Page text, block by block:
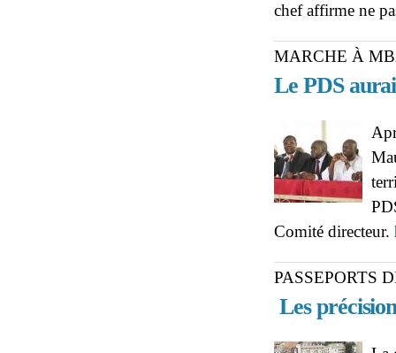
chef affirme ne
MARCHE À
Le PDS
Comité directeur.
PASSEPORTS
Les